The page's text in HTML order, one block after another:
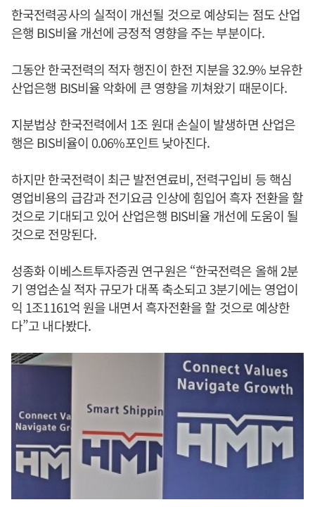
한국전력공사의 실적이 개선될 것으로 예상되는 점도 산업
은행 BIS비율 개선에 긍정적 영향을 주는 부분이다.
그동안 한국전력의 적자 행진이 한전 지분을 32.9% 보유한
산업은행 BIS비율 악화에 큰 영향을 끼쳐왔기 때문이다.
지분법상 한국전력에서 1조 원대 손실이 발생하면 산업은
행은 BIS비율이 0.06%포인트 낮아진다.
하지만 한국전력이 최근 발전연료비, 전력구입비 등 핵심
영업비용의 급감과 전기요금 인상에 힘입어 흑자 전환을 할
것으로 기대되고 있어 산업은행 BIS비율 개선에 도움이 될
것으로 전망된다.
성종화 이베스트투자증권 연구원은 “한국전력은 올해 2분
기 영업손실 적자 규모가 대폭 축소되고 3분기에는 영업이
익 1조1161억 원을 내면서 흑자전환을 할 것으로 예상한
다”고 내다봤다.